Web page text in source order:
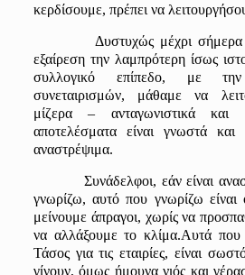
κερδίσουμε, πρέπει να
Δυστυχώς μέχρι
εξαίρεση την λαμπρότερη ίσως
συλλογικό επίπεδο, με
συνεταιρισμών, μάθαμε να
μίζερα– ανταγωνιστικά
αποτελέσματα είναι γνωστά
αναστρέψιμα.
Συνάδελφοι, εάν είναι ανα
γνωρίζω, αυτό που γνωρίζω
μείνουμε άπραγοι, χωρίς να
να αλλάξουμε το κλίμα.Αυτά που
Τάσος γιατις εταιρίες, είναι
γίνουν, όμως ήμουνα νιός και